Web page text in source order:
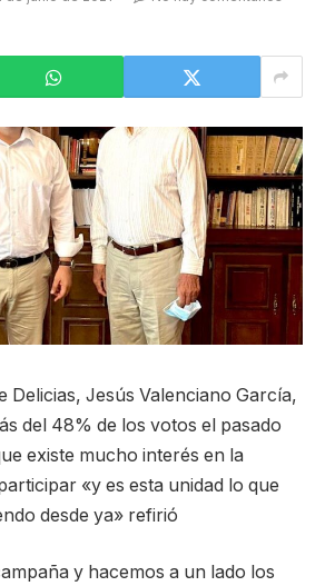
Delicias, Jesús Valenciano García,
del 48% de los votos el pasado
existe mucho interés en la
«y es esta unidad lo que
desde ya» refirió
y hacemos a un lado los